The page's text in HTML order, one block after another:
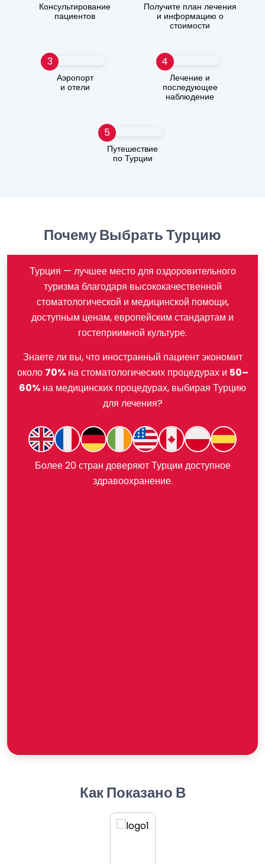
Консультирование
пациентов
Получите план лечения
и информацию о
стоимости
3
Аэропорт
и отели
4
Лечение и
последующее
наблюдение
5
Путешествие
по Турции
Почему Выбрать Турцию
Турция — лучшее место для оздоровительного
туризма благодаря высококачественной
стоматологической и медицинской помощи,
доступным ценам, европейским стандартам и
гостеприимной культуре.
Знаете ли вы, что иностранный пациент экономит
около 70%на стоматологических процедурах и 50–
60% на медицинских процедурах, выбирая Турцию
для лечения?
Более 20 стран доверяют Турции доступное
здравоохранение.
Как Показано В